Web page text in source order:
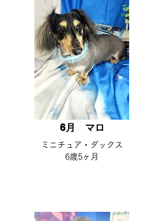
6月 ​マロ
​ミニチュア・ダックス
6歳5ヶ月